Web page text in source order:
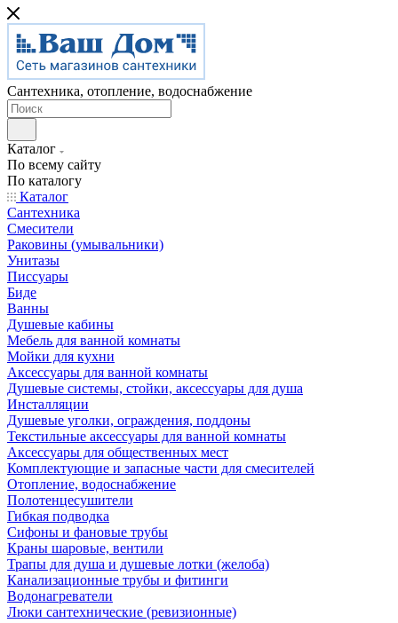
Сантехника, отопление, водоснабжение
Каталог
По всему сайту
По каталогу
Каталог
Сантехника
Смесители
Раковины (умывальники)
Унитазы
Писсуары
Биде
Ванны
Душевые кабины
Мебель для ванной комнаты
Мойки для кухни
Аксессуары для ванной комнаты
Душевые системы, стойки, аксессуары для душа
Инсталляции
Душевые уголки, ограждения, поддоны
Текстильные аксессуары для ванной комнаты
Аксессуары для общественных мест
Комплектующие и запасные части для смесителей
Отопление, водоснабжение
Полотенцесушители
Гибкая подводка
Сифоны и фановые трубы
Краны шаровые, вентили
Трапы для душа и душевые лотки (желоба)
Канализационные трубы и фитинги
Водонагреватели
Люки сантехнические (ревизионные)